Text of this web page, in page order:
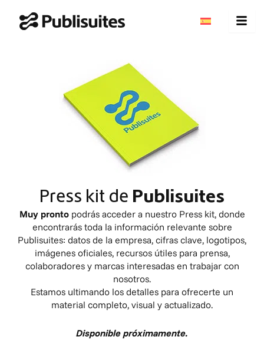
Press kit de Publisuites
Muy prontopodrás acceder a nuestro Press kit, donde
encontrarás toda la información relevante sobre
Publisuites: datos de la empresa, cifras clave, logotipos,
imágenes oficiales, recursos útiles para prensa,
colaboradores y marcas interesadas en trabajar con
nosotros.
Estamos ultimando los detalles para ofrecerte un
material completo, visual y actualizado.
Disponible próximamente.